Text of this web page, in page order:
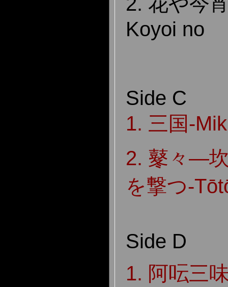
Koyoi no
Side C
1. 三国-
2. 鼕々—
を撃つ-
Side D
1. 阿呍三